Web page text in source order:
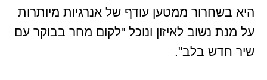
היא בשחרור ממטען עודף של אנרגיות מיותרות
על מנת נשוב לאיזון ונוכל "לקום מחר בבוקר עם
שיר חדש בלב".